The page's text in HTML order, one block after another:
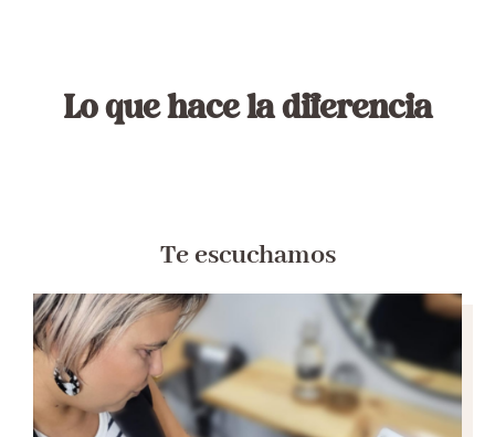
Lo que hace la diferencia
Te escuchamos